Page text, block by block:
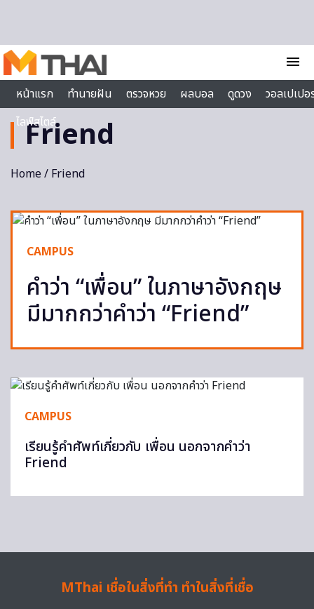
menu
หน้าแรก
ทำนายฝัน ตรวจหวย ผลบอล ดูดวง
วอลเปเป
ไลฟ์สไตล์
Friend
Home/ Friend
CAMPUS
คำว่า “เพื่อน” ในภาษาอังกฤษ
มีมากกว่าคำว่า “Friend”
CAMPUS
เรียนรู้คำศัพท์เกี่ยวกับ เพื่อน นอกจากคำว่า
Friend
MThai เชื่อในสิ่งที่ทำ ทำในสิ่งที่เชื่อ